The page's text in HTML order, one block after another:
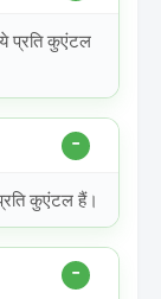
प्रति कुएंटल
कुएंटल हैं।